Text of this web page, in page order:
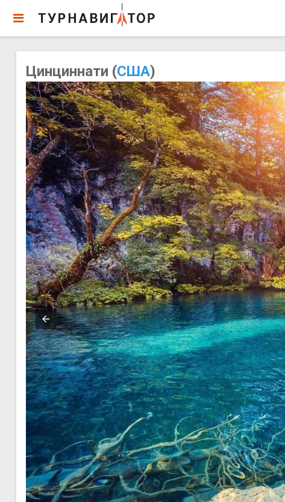
Цинциннати (США)